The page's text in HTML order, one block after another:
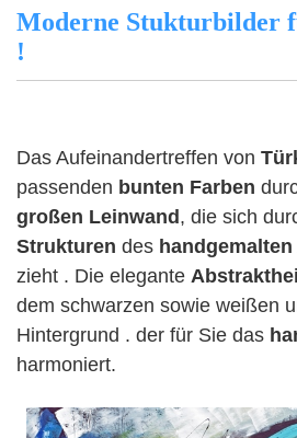
Moderne Stukturbilder
!
Das Aufeinandertreffen von
passenden bunten Farben
großen Leinwand , die sich
Strukturen des
zieht . Die elegante
dem schwarzen sowie weißen
Hintergrund . der für Sie das
harmoniert.